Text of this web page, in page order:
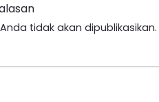
tidak akan dipublikasikan.